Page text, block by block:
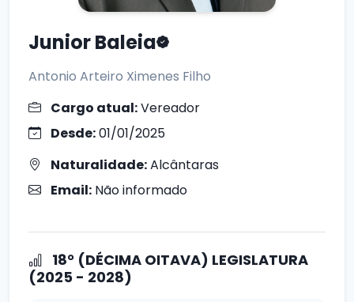
Junior Baleia
Antonio Arteiro Ximenes Filho
Cargo atual:Vereador
Desde:01/01/2025
Naturalidade:Alcântaras
Email: Não informado
18° (DÉCIMA OITAVA) LEGISLATURA
(2025 - 2028)